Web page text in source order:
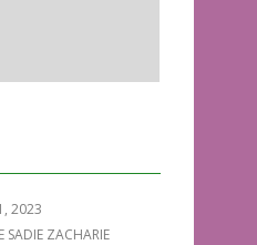
2023
SADIE ZACHARIE